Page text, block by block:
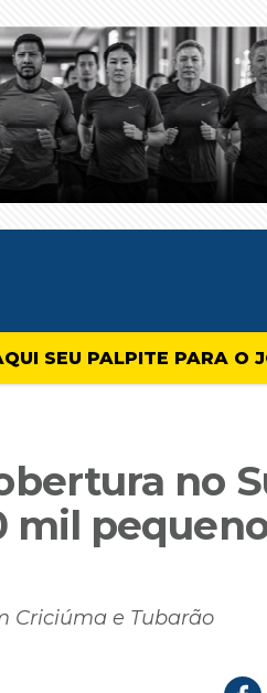
SEU PALPITE PARA O
no
mil
Criciúma e Tubarão